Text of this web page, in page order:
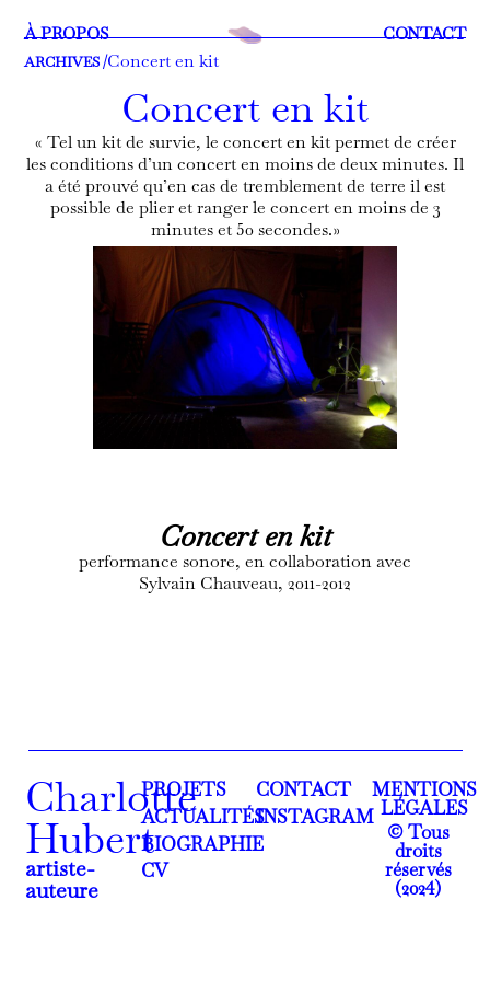
À PROPOS CONTACT
ARCHIVES /Concert en kit
Concert en kit
« Tel un kit de survie, le concert en kit permet de créer
les conditions d’un concert en moins de deux minutes. Il
a été prouvé qu’en cas de tremblement de terre il est
possible de plier et ranger le concert en moins de 3
minutes et 50 secondes.»
Concert en kit
performance sonore, en collaboration avec
Sylvain Chauveau, 2011-2012
Charlotte
Hubert
artiste-
auteure
PROJETS
ACTUALITÉS
BIOGRAPHIE
CV
CONTACT
INSTAGRAM
MENTIONS
LÉGALES
© Tous
droits
réservés
(2024)